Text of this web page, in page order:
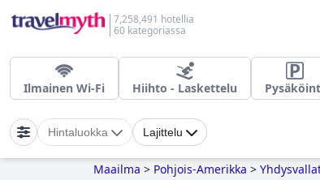
7,258,491 hotellia
60 kategoriassa
Ilmainen Wi-Fi Hiihto - Laskettelu
Hintaluokka Lajittelu
Maailma > Pohjois-Amerikka >